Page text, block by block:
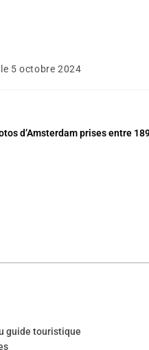
5 octobre 2024
d’Amsterdam prises entre
guide touristique